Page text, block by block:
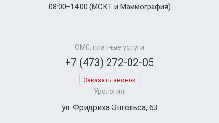
08:00–14:00 (МСКТ и Маммография)
ОМС, платные услуги
+7 (473) 272-02-05
Заказать звонок
Урология:
ул. Фридриха Энгельса, 63